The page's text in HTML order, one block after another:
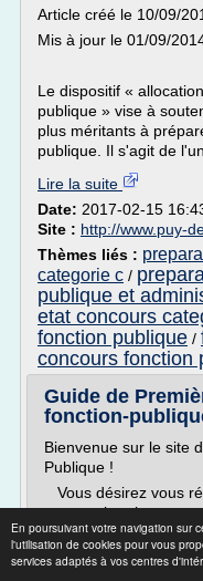
En poursuivant votre navigation sur
l'utilisation de cookies pour vous
services adaptés à vos centres
Article créé le 10/09/
Mis à jour le 01/09/
Le dispositif «
publique » vise à
plus méritants à
publique. Il s'agit de
Lire la suite
Date: 2017-02-15
Site : http://www.puy-
Thèmes liés :
categorie c /
publique et
etat concours
fonction publique /
concours fonction
Guide de
fonction-
Bienvenue sur le site
Publique !
Vous désirez vous
vous recherchez un
Ce site vous sert de
concours qui vous